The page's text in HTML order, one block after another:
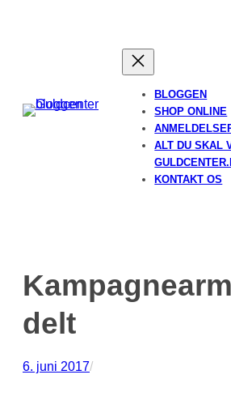
BLOGGEN
SHOP ONLINE
ALT DU SKAL
KONTAKT OS
delt
6. juni 2017/